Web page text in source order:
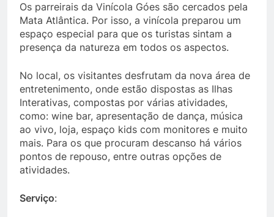
Os parreirais da Vinícola Góes são cercados pela
Mata Atlântica. Por isso, a vinícola preparou um
espaço especial para que os turistas sintam a
presença da natureza em todos os aspectos.
No local, os visitantes desfrutam da nova área de
entretenimento, onde estão dispostas as Ilhas
Interativas, compostas por várias atividades,
como: wine bar, apresentação de dança, música
ao vivo, loja, espaço kids com monitores e muito
mais. Para os que procuram descanso há vários
pontos de repouso, entre outras opções de
atividades.
Serviço: